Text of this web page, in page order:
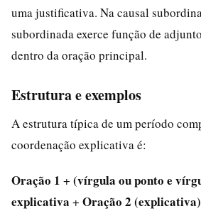
uma justificativa. Na causal
subordinada exerce função de
dentro da oração principal.
Estrutura e exemplos
A estrutura típica de um período
coordenação explicativa é:
Oração 1 + (vírgula ou ponto e
explicativa + Oração 2 (explicativa)